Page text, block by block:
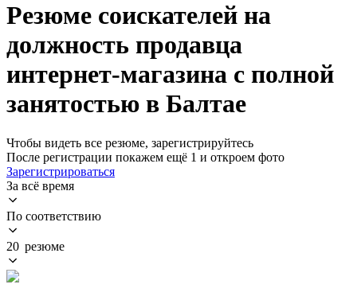
Резюме соискателей на
должность продавца
интернет-магазина с полной
занятостью в Балтае
Чтобы видеть все резюме, зарегистрируйтесь
После регистрации покажем ещё 1 и откроем фото
Зарегистрироваться
За всё время
По соответствию
20 резюме